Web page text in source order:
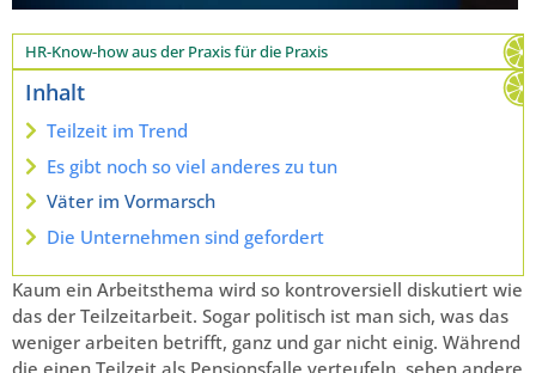
HR-Know-how aus der Praxis für die Praxis
Inhalt
Teilzeit im Trend
Es gibt noch so viel anderes zu tun
Väter im Vormarsch
Die Unternehmen sind gefordert
Kaum ein Arbeitsthema wird so kontroversiell diskutiert wie
das der Teilzeitarbeit. Sogar politisch ist man sich, was das
weniger arbeiten betrifft, ganz und gar nicht einig. Während
die einen Teilzeit als Pensionsfalle verteufeln, sehen andere